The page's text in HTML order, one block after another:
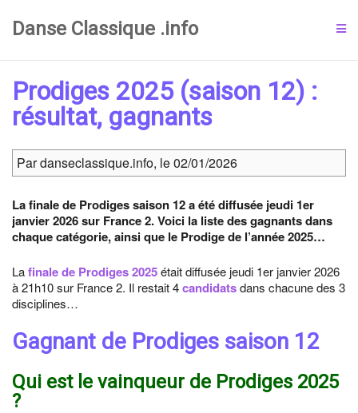
Danse Classique .info
Prodiges 2025 (saison 12) :
résultat, gagnants
Par danseclassique.info, le 02/01/2026
La finale de Prodiges saison 12 a été diffusée jeudi 1er
janvier 2026 sur France 2. Voici la liste des gagnants dans
chaque catégorie, ainsi que le Prodige de l’année 2025…
Lafinale de Prodiges 2025était diffusée jeudi 1er janvier 2026
à 21h10 sur France 2. Il restait 4candidatsdans chacune des 3
disciplines…
Gagnant de Prodiges saison 12
Qui est le vainqueur de Prodiges 2025
?